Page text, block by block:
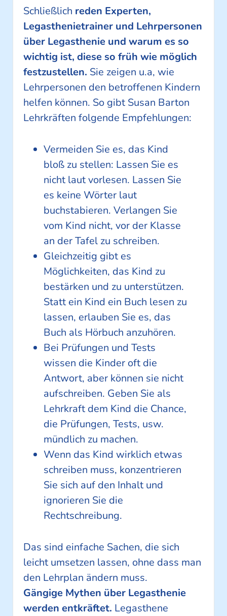
Schließlich reden Experten,
Legasthenietrainer und Lehrpersonen
über Legasthenie und warum es so
wichtig ist, diese so früh wie möglich
festzustellen. Sie zeigen u.a, wie
Lehrpersonen den betroffenen Kindern
helfen können. So gibt Susan Barton
Lehrkräften folgende Empfehlungen:
Vermeiden Sie es, das Kind
bloß zu stellen: Lassen Sie es
nicht laut vorlesen. Lassen Sie
es keine Wörter laut
buchstabieren. Verlangen Sie
vom Kind nicht, vor der Klasse
an der Tafel zu schreiben.
Gleichzeitig gibt es
Möglichkeiten, das Kind zu
bestärken und zu unterstützen.
Statt ein Kind ein Buch lesen zu
lassen, erlauben Sie es, das
Buch als Hörbuch anzuhören.
Bei Prüfungen und Tests
wissen die Kinder oft die
Antwort, aber können sie nicht
aufschreiben. Geben Sie als
Lehrkraft dem Kind die Chance,
die Prüfungen, Tests, usw.
mündlich zu machen.
Wenn das Kind wirklich etwas
schreiben muss, konzentrieren
Sie sich auf den Inhalt und
ignorieren Sie die
Rechtschreibung.
Das sind einfache Sachen, die sich
leicht umsetzen lassen, ohne dass man
den Lehrplan ändern muss.
Gängige Mythen über Legasthenie
werden entkräftet. Legasthene